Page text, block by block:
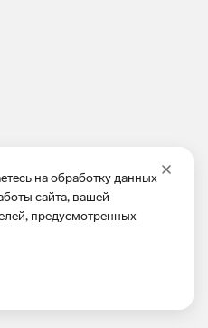
на обработку данных
сайта, вашей
предусмотренных